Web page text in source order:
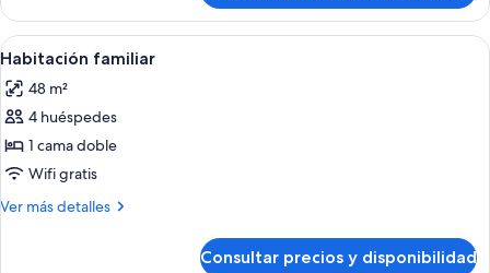
estándar
Abrir
todas
las
fotos
de
Habitación
familiar
Habitación de hotel con cama,
12
Habitación familiar
48 m²
4 huéspedes
1 cama doble
Wifi gratis
Ver más detalles
Más
Consultar precios y disponibilidad